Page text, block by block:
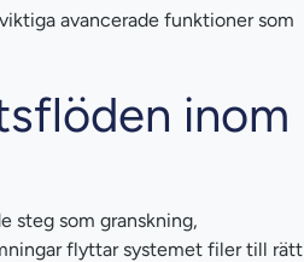
avancerade funktioner som
inom
steg som granskning,
flyttar systemet filer till rätt